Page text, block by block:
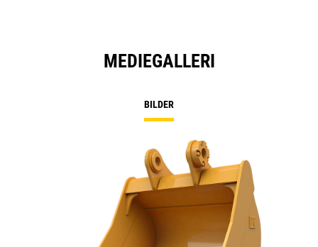
MEDIEGALLERI
BILDER